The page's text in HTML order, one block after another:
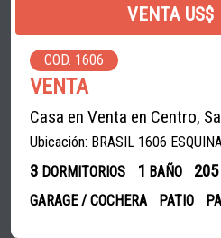
VENTA US$
COD. 1606
VENTA
Casa en Venta en Centro,
Ubicación: BRASIL 1606
3 DORMITORIOS 1 BAÑO 205
GARAGE / COCHERA
PATIO